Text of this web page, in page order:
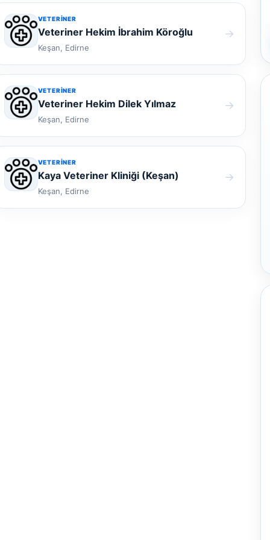
VETERINER
Veteriner Hekim İbrahim Köroğlu
Keşan, Edirne
→
VETERINER
Veteriner Hekim Dilek Yılmaz
Keşan, Edirne
→
VETERINER
Kaya Veteriner Kliniği (Keşan)
Keşan, Edirne
→